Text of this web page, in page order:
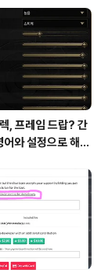
, 프레임 드랍? 간
어와 설정으로 해결